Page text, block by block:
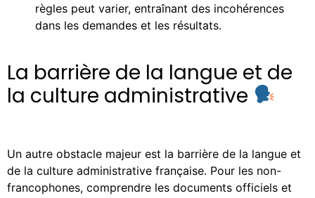
règles peut varier, entraînant des incohérences
dans les demandes et les résultats.
La barrière de la langue et de
la culture administrative
Un autre obstacle majeur est la barrière de la langue et
de la culture administrative française. Pour les non-
francophones, comprendre les documents officiels et